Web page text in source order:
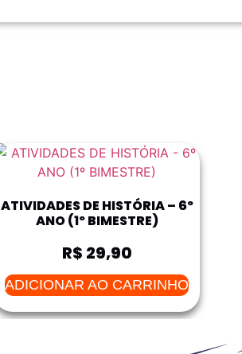
ATIVIDADES DE HISTÓRIA – 6º
ANO (1º BIMESTRE)
R$ 29,90
ADICIONAR AO CARRINHO